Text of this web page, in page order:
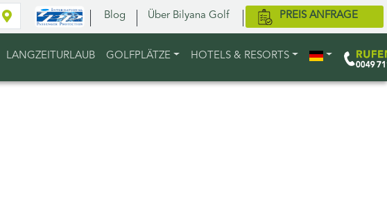
Blog Über Bilyana Golf PREIS ANFRAGE
LANGZEITURLAUB GOLFPLÄTZE HOTELS & RESORTS